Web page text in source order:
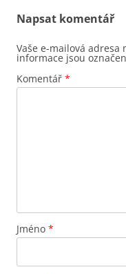
Napsat komentář
Vaše e-mailová adresa
informace jsou
Komentář *
Jméno *